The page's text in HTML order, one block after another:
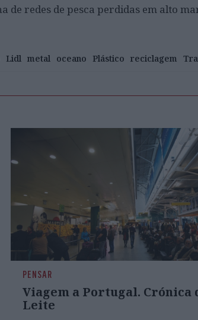
de redes de pesca perdidas em alto
Lidl metal oceano Plástico reciclagem
PENSAR
Viagem a Portugal. Crónica
Leite